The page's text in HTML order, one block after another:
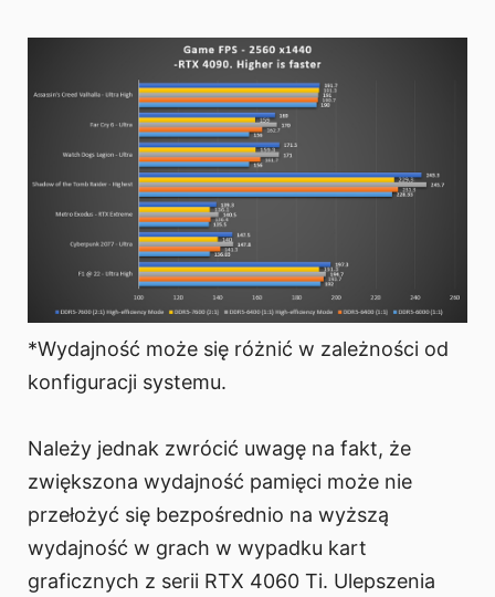
*Wydajność może się różnić w zależności od
konfiguracji systemu.
Należy jednak zwrócić uwagę na fakt, że
zwiększona wydajność pamięci może nie
przełożyć się bezpośrednio na wyższą
wydajność w grach w wypadku kart
graficznych z serii RTX 4060 Ti. Ulepszenia